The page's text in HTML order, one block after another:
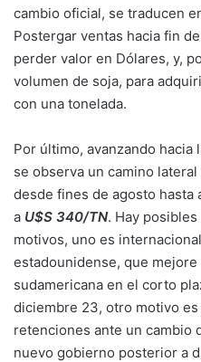
cambio oficial, se traducen
Postergar ventas hacia fin
perder valor en Dólares, y,
volumen de soja, para
con una tonelada.
Por último, avanzando hacia
se observa un camino
desde fines de agosto hasta
a U$S 340/TN. Hay
motivos, uno es
estadounidense, que
sudamericana en el corto
diciembre 23, otro motivo
retenciones ante un cambio
nuevo gobierno posterior a